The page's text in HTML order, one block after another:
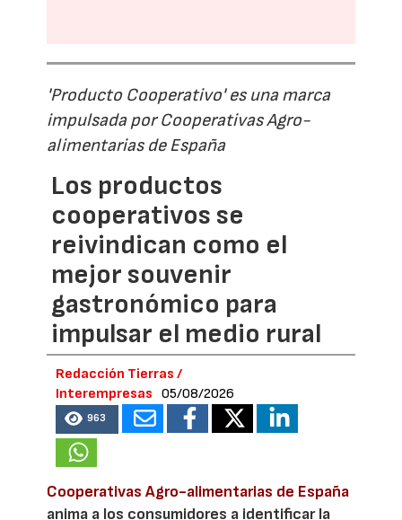
'Producto Cooperativo' es una marca
impulsada por Cooperativas Agro-
alimentarias de España
Los productos
cooperativos se
reivindican como el
mejor souvenir
gastronómico para
impulsar el medio rural
Redacción Tierras /
Interempresas
05/08/2026
963
Cooperativas Agro-alimentarias de España
anima a los consumidores a identificar la